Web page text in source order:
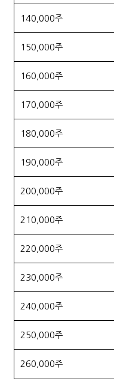
140,000주
150,000주
160,000주
170,000주
180,000주
190,000주
200,000주
210,000주
220,000주
230,000주
240,000주
250,000주
260,000주